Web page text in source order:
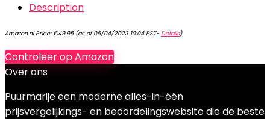
Description
Amazon.nl Price: €49.95(as of 06/04/2023 10:04 PST-Details)
Controleer op Amazon
Over ons
Puurmarije een moderne alles-in-één
prijsvergelijkings- en beoordelingswebsite die de beste